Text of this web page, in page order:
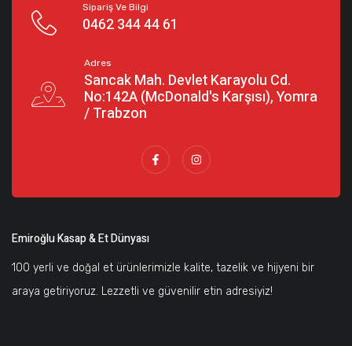
Sipariş Ve Bilgi
0462 344 44 61
Adres
Sancak Mah. Devlet Karayolu Cd.
No:142A (McDonald's Karşısı), Yomra
/ Trabzon
Emiroğlu Kasap & Et Dünyası
100 yerli ve doğal et ürünlerimizle kalite, tazelik ve hijyeni bir
araya getiriyoruz. Lezzetli ve güvenilir etin adresiyiz!